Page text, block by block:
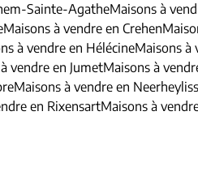
Sainte-AgatheMaisons à
Maisons à vendre en Crehen
à vendre en HélécineMaisons à
vendre en JumetMaisons à
Maisons à vendre en
en RixensartMaisons à